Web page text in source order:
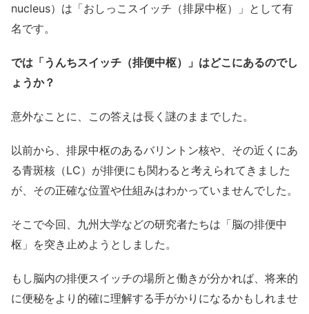
nucleus）は「おしっこスイッチ（排尿中枢）」として有
名です。
では「うんちスイッチ（排便中枢）」はどこにあるのでし
ょうか？
意外なことに、この答えは長く謎のままでした。
以前から、排尿中枢のあるバリントン核や、その近くにあ
る青斑核（LC）が排便にも関わると考えられてきました
が、その正確な位置や仕組みはわかっていませんでした。
そこで今回、九州大学などの研究者たちは「脳の排便中
枢」を突き止めようとしました。
もし脳内の排便スイッチの場所と働きが分かれば、将来的
に便秘をより的確に理解する手がかりになるかもしれませ